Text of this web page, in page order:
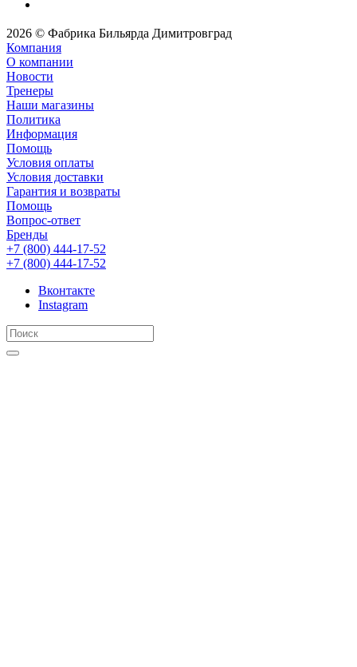
2026 © Фабрика Бильярда Димитровград
Компания
О компании
Новости
Тренеры
Наши магазины
Политика
Информация
Помощь
Условия оплаты
Условия доставки
Гарантия и возвраты
Помощь
Вопрос-ответ
Бренды
+7 (800) 444-17-52
+7 (800) 444-17-52
Вконтакте
Instagram